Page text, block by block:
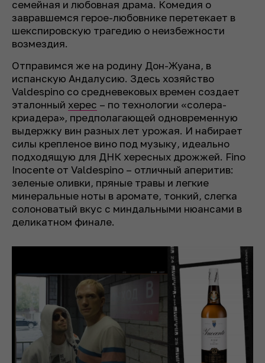
семейная и любовная драма. Комедия о
завравшемся герое-любовнике перетекает в
шекспировскую трагедию о неизбежности
возмездия.
Отправимся же на родину Дон-Жуана, в
испанскую Андалусию. Здесь хозяйство
Valdespino со средневековых времен создает
эталонный херес – по технологии «солера-
криадера», предполагающей одновременную
выдержку вин разных лет урожая. И набирает
силы крепленое вино под музыку, идеально
подходящую для ДНК хересных дрожжей. Fino
Inocente от Valdespino – отличный аперитив:
зеленые оливки, пряные травы и легкие
минеральные ноты в аромате, тонкий, слегка
солоноватый вкус с миндальными нюансами в
деликатном финале.